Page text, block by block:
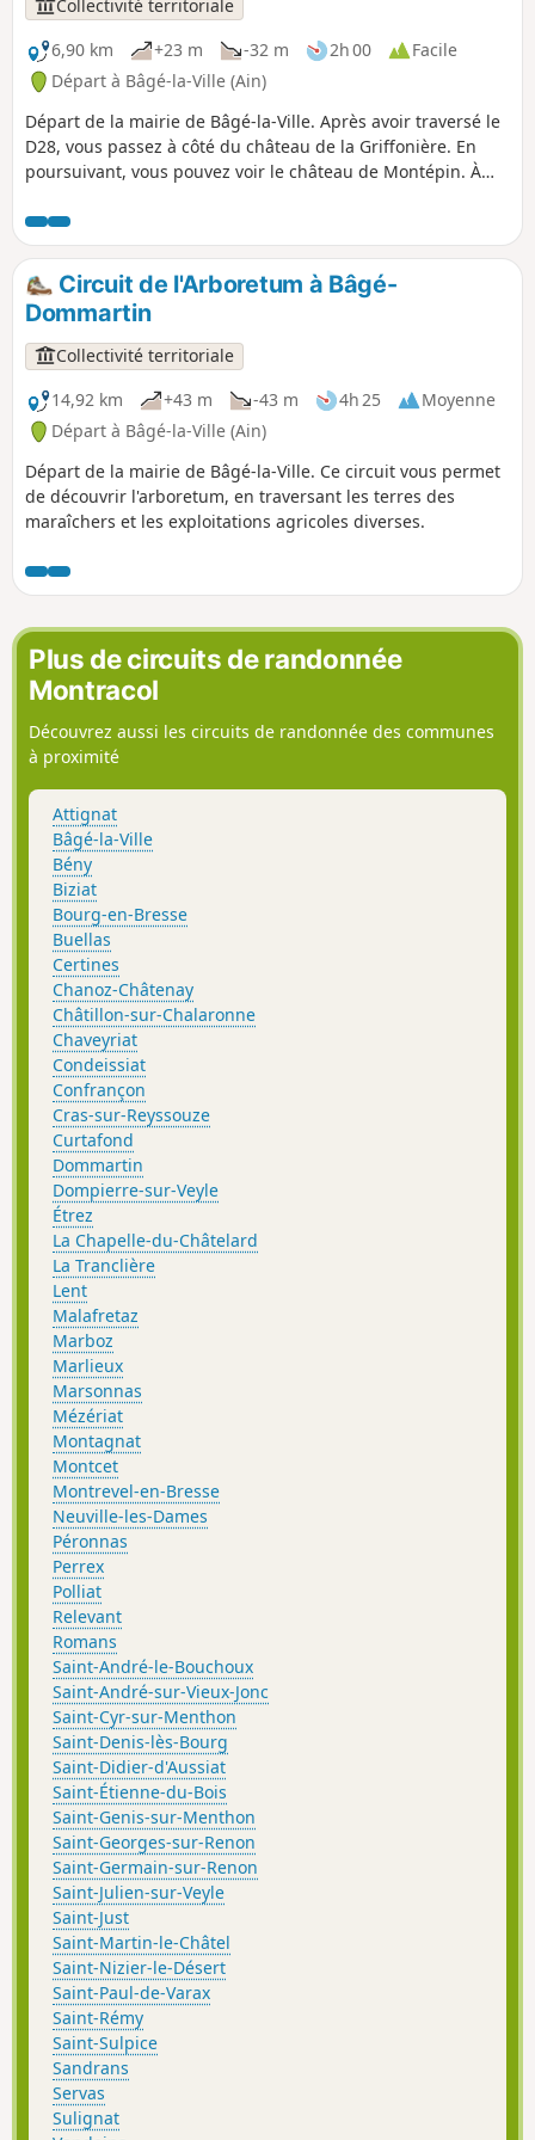
Collectivité territoriale
6,90 km
+23 m -32 m 2h 00
Facile
Départ à Bâgé-la-Ville (Ain)
Départ de la mairie de Bâgé-la-Ville. Après avoir traversé le
D28, vous passez à côté du château de la Griffonière. En
poursuivant, vous pouvez voir le château de Montépin. À
de Montépin. Le bâti original était couvert en ardoises à
crochets, ce qui permet de le dater du XIXe siècle. Grâce au
mécénat d’entreprise, aux nombreux donateurs, aux
municipalités locales, à la Communauté de Communes
Bresse et Saône, aux artisans et aux bénévoles, la
restauration a été réalisée entre 2020 et 2023. Les élèves de
la section menuiserie bac pro du lycée Carriat de Bourg ont
préparé la porte et les planches du bardage et ils ont posé
ces éléments sur place.
Circuit de l'Arboretum à Bâgé-
Dommartin
Collectivité territoriale
14,92 km
+43 m -43 m 4h 25
Moyenne
Départ à Bâgé-la-Ville (Ain)
Départ de la mairie de Bâgé-la-Ville. Ce circuit vous permet
de découvrir l'arboretum, en traversant les terres des
maraîchers et les exploitations agricoles diverses.
Plus de circuits de randonnée
Montracol
Découvrez aussi les circuits de randonnée des communes
à proximité
Attignat
Bâgé-la-Ville
Bény
Biziat
Bourg-en-Bresse
Buellas
Certines
Chanoz-Châtenay
Châtillon-sur-Chalaronne
Chaveyriat
Condeissiat
Confrançon
Cras-sur-Reyssouze
Curtafond
Dommartin
Dompierre-sur-Veyle
Étrez
La Chapelle-du-Châtelard
La Tranclière
Lent
Malafretaz
Marboz
Marlieux
Marsonnas
Mézériat
Montagnat
Montcet
Montrevel-en-Bresse
Neuville-les-Dames
Péronnas
Perrex
Polliat
Relevant
Romans
Saint-André-le-Bouchoux
Saint-André-sur-Vieux-Jonc
Saint-Cyr-sur-Menthon
Saint-Denis-lès-Bourg
Saint-Didier-d'Aussiat
Saint-Étienne-du-Bois
Saint-Genis-sur-Menthon
Saint-Georges-sur-Renon
Saint-Germain-sur-Renon
Saint-Julien-sur-Veyle
Saint-Just
Saint-Martin-le-Châtel
Saint-Nizier-le-Désert
Saint-Paul-de-Varax
Saint-Rémy
Saint-Sulpice
Sandrans
Servas
Sulignat